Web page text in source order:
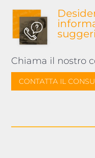
Chiama il nostro
CONTATTA IL